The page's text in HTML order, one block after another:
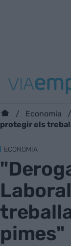
Economia
protegir els
ECONOMIA
pimes"